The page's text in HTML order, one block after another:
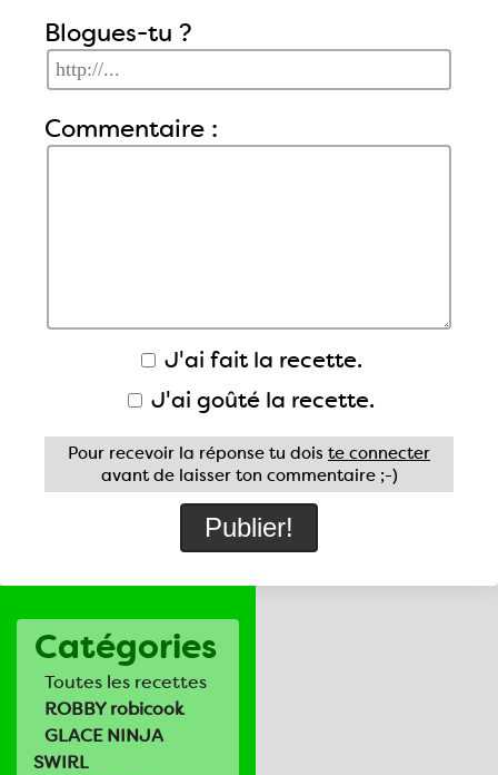
Catégories
Toutes les recettes
ROBBY robicook
GLACE NINJA
SWIRL
Blogues-tu ?
Commentaire :
J'ai fait la recette.
J'ai goûté la recette.
Pour recevoir la réponse tu dois te connecter
avant de laisser ton commentaire ;-)